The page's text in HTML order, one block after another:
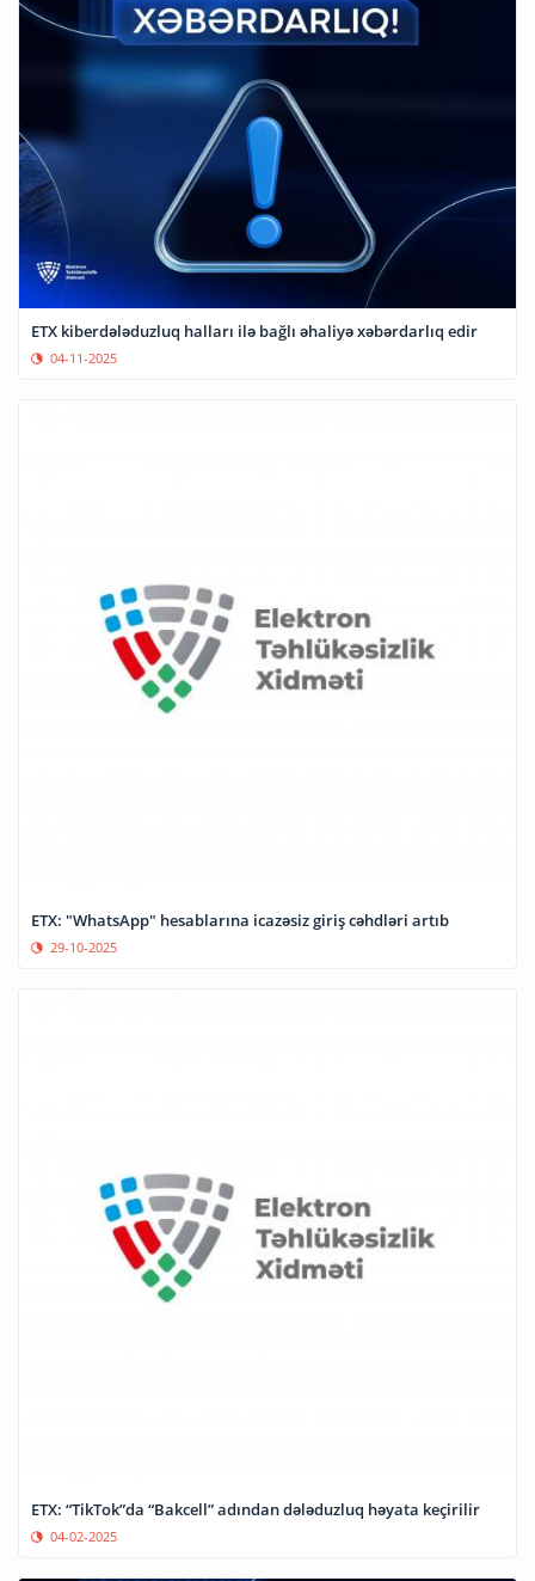
ETX kiberdələduzluq halları ilə bağlı əhaliyə xəbərdarlıq edir
04-11-2025
ETX: "WhatsApp" hesablarına icazəsiz giriş cəhdləri artıb
29-10-2025
ETX: “TikTok”da “Bakcell” adından dələduzluq həyata keçirilir
04-02-2025